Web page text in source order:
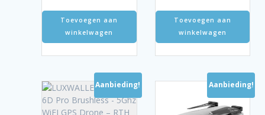
Toevoegen aan
winkelwagen
Toevoegen aan
winkelwagen
Aanbieding! Aanbieding!